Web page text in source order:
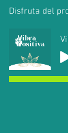
Disfruta del